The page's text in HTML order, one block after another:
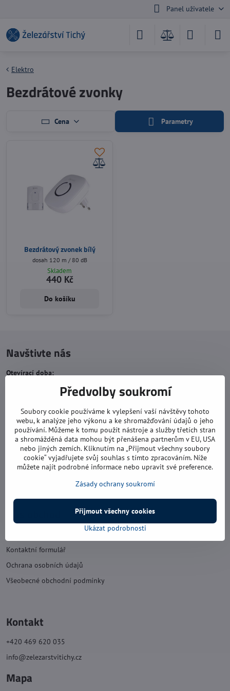
Panel uživatele
Elektro
Bezdrátové zvonky
Cena Parametry
Bezdrátový zvonek bílý
dosah 120 m / 80 dB
Skladem
440 Kč
Do košíku
Navštivte nás
Otevírací doba:
pondělí: 8:00 - 16:00
středa: 8:00 - 16:00
čtvrtek: 8:00 - 17:00
pátek: 8:00 - 16:00
sobota: 8:00 - 11:30
Kontaktní formulář
Ochrana osobních údajů
Všeobecné obchodní podmínky
Kontakt
+420 469 620 035
info@zelezarstvitichy.cz
Mapa
Předvolby soukromí
Soubory cookie používáme k vylepšení vaší návštěvy tohoto
webu, k analýze jeho výkonu a ke shromažďování údajů o jeho
používání. Můžeme k tomu použít nástroje a služby třetích stran
a shromážděná data mohou být přenášena partnerům v EU, USA
nebo jiných zemích. Kliknutím na „Přijmout všechny soubory
cookie“ vyjadřujete svůj souhlas s tímto zpracováním. Níže
můžete najít podrobné informace nebo upravit své preference.
Zásady ochrany soukromí
Ukázat podrobnosti
Přijmout všechny cookies